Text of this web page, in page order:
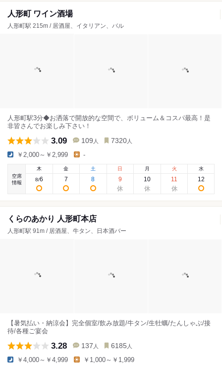
人形町 ワイン酒場
人形町駅 215m / 居酒屋、イタリアン、バル
人形町駅3分◆お洒落で開放的な空間で、ボリューム＆コスパ最高！是
非皆さんでお楽しみ下さい！
3.09 109 人 7320 人
￥2,000～￥2,999 -
空席
情報
木
8/6
金
7
土
8
日
9
月
10
火
11
水
12
くらのあかり 人形町本店
人形町駅 91m / 居酒屋、牛タン、日本酒バー
【暑気払い・納涼会】完全個室/飲み放題/牛タン/生牡蠣/たんしゃぶ/接
待/各種ご宴会
3.28 137 人 6185 人
￥4,000～￥4,999 ￥1,000～￥1,999